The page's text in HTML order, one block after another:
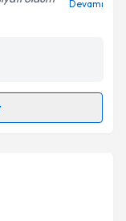
belirtilen
Devamı
talebi
için bir